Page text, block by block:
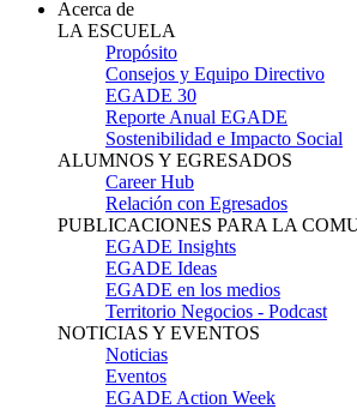
Acerca de
LA ESCUELA
Propósito
Consejos y Equipo Directivo
EGADE 30
Reporte Anual EGADE
Sostenibilidad e Impacto Social
ALUMNOS Y EGRESADOS
Career Hub
Relación con Egresados
PUBLICACIONES PARA LA
EGADE Insights
EGADE Ideas
EGADE en los medios
Territorio Negocios - Podcast
NOTICIAS Y EVENTOS
Noticias
Eventos
EGADE Action Week